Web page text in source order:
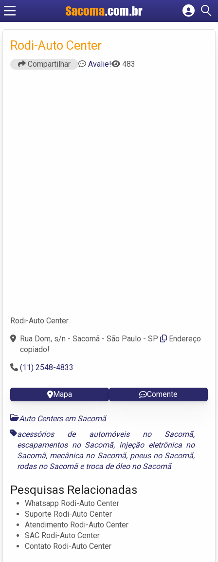
Sacoma.com.br
Cadastrar empresa
Criar conta
Rodi-Auto Center
Compartilhar Avalie! 483
Rodi-Auto Center
Rua Dom, s/n - Sacomã - São Paulo - SP
Endereço
copiado!
(11) 2548-4833
Mapa Comente
Auto Centers em Sacomã
acessórios de automóveis no Sacomã,
escapamentos no Sacomã, injeção eletrônica no
Sacomã, mecânica no Sacomã, pneus no Sacomã,
rodas no Sacomãe troca de óleo no Sacomã
Pesquisas Relacionadas
Whatsapp Rodi-Auto Center
Suporte Rodi-Auto Center
Atendimento Rodi-Auto Center
SAC Rodi-Auto Center
Contato Rodi-Auto Center